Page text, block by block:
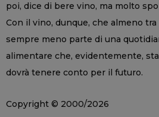
poi, dice di bere vino, ma molto
Con il vino, dunque, che almeno
sempre meno parte di una
alimentare che, evidentemente,
dovrà tenere conto per il futuro.
Copyright © 2000/2026